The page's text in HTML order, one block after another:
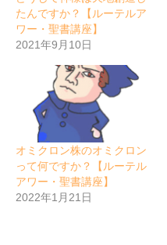
たんですか？【ルーテルア
ワー・聖書講座】
2021年9月10日
オミクロン株のオミクロン
って何ですか？【ルーテル
アワー・聖書講座】
2022年1月21日